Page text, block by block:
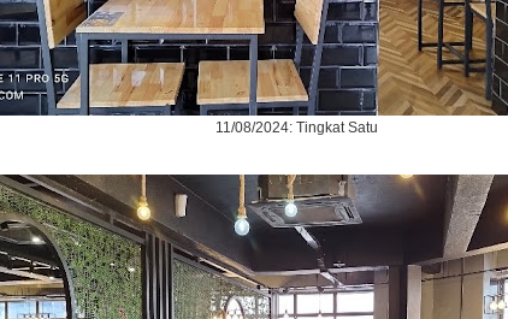
11/08/2024: Tingkat Satu